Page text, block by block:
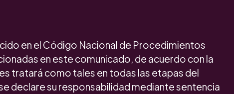
en el Código Nacional de Procedimientos
en este comunicado, de acuerdo con la
tratará como tales en todas las etapas del
declare su responsabilidad mediante sentencia